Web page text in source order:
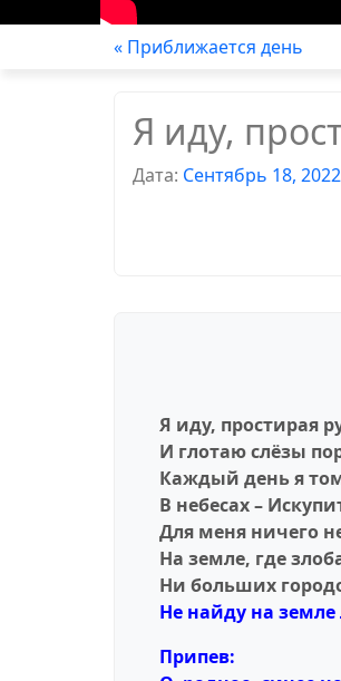
« Приближается день
Я иду,
Дата: Сентябрь 18, 2022
Я иду, простирая
И глотаю слёзы
Каждый день я
В небесах –
Для меня ничего
На земле, где
Ни больших
Не найду на
Припев: